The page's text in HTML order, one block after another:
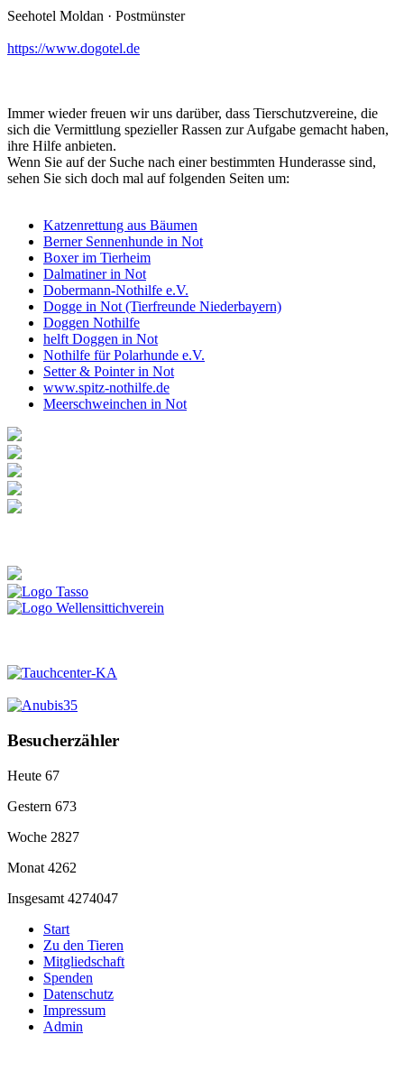
Seehotel Moldan · Postmünster
https://www.dogotel.de
Immer wieder freuen wir uns darüber, dass Tierschutzvereine, die
sich die Vermittlung spezieller Rassen zur Aufgabe gemacht haben,
ihre Hilfe anbieten.
Wenn Sie auf der Suche nach einer bestimmten Hunderasse sind,
sehen Sie sich doch mal auf folgenden Seiten um:
Katzenrettung aus Bäumen
Berner Sennenhunde in Not
Boxer im Tierheim
Dalmatiner in Not
Dobermann-Nothilfe e.V.
Dogge in Not (Tierfreunde Niederbayern)
Doggen Nothilfe
helft Doggen in Not
Nothilfe für Polarhunde e.V.
Setter & Pointer in Not
www.spitz-nothilfe.de
Meerschweinchen in Not
Besucherzähler
Heute 67
Gestern 673
Woche 2827
Monat 4262
Insgesamt 4274047
Start
Zu den Tieren
Mitgliedschaft
Spenden
Datenschutz
Impressum
Admin